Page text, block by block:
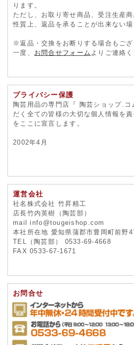
ります。
ただし、お取り寄せ商品、受注生産
性質上、返品を承ることが出来ない場
※返品・交換をお断りする場合もござ
一度、 お問合せフォーム よりご連絡く
プライバシー保護
陶芸用品の専門店『 陶芸ショップ.コ
だく全ての皆様の大切な個人情報を
をここに宣言します。
2002年4月
運営会社
社名株式会社 竹昇精工
店長竹内英樹（陶芸部）
mail info@tougeishop.com
本社所在地 愛知県蒲郡市豊岡町前野
TEL（陶芸部） 0533-69-4668
FAX 0533-67-1671
お問合せ